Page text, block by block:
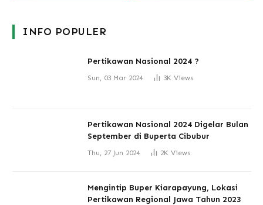
INFO POPULER
Pertikawan Nasional 2024 ?
Sun, 03 Mar 2024 3K Views
Pertikawan Nasional 2024 Digelar Bulan
September di Buperta Cibubur
Thu, 27 Jun 2024 2K Views
Mengintip Buper Kiarapayung, Lokasi
Pertikawan Regional Jawa Tahun 2023